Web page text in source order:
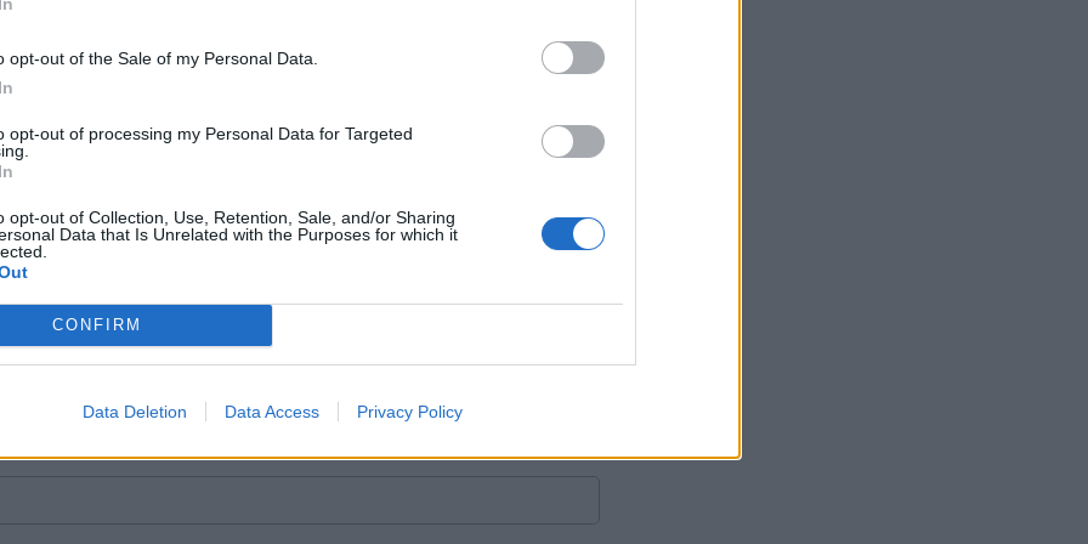
opt-out of the Sale of my Personal Data.
opt-out of processing my Personal Data for Targeted
opt-out of Collection, Use, Retention, Sale, and/or Sharing
Data that Is Unrelated with the Purposes for which it
CONFIRM
Data Deletion Data Access Privacy Policy
pastatą apėmusi liepsna